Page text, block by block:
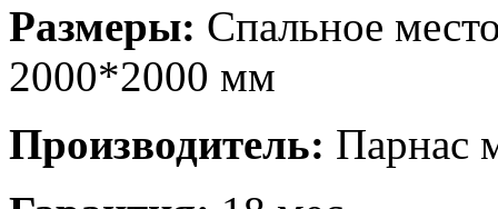
Размеры: Спальное
2000*2000 мм
Производитель: Парнас